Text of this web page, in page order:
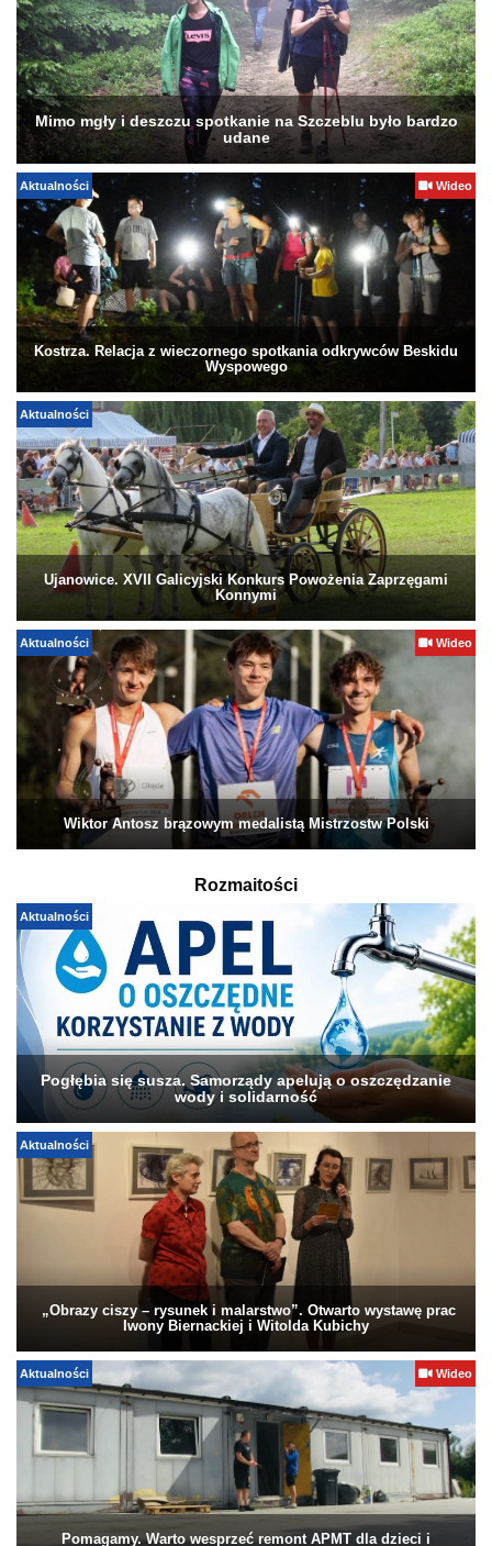
Mimo mgły i deszczu spotkanie na Szczeblu było bardzo
udane
Aktualności Wideo
Kostrza. Relacja z wieczornego spotkania odkrywców Beskidu
Wyspowego
Aktualności
Ujanowice. XVII Galicyjski Konkurs Powożenia Zaprzęgami
Konnymi
Aktualności Wideo
Wiktor Antosz brązowym medalistą Mistrzostw Polski
Rozmaitości
Aktualności
Pogłębia się susza. Samorządy apelują o oszczędzanie
wody i solidarność
Aktualności
„Obrazy ciszy – rysunek i malarstwo”. Otwarto wystawę prac
Iwony Biernackiej i Witolda Kubichy
Aktualności Wideo
Pomagamy. Warto wesprzeć remont APMT dla dzieci i